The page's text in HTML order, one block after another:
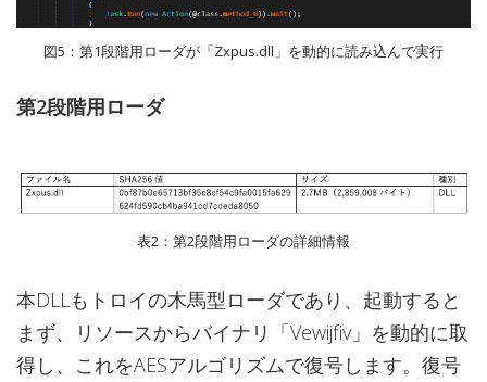
図5：第1段階用ローダが「Zxpus.dll」を動的に読み込んで実行
第2段階用ローダ
表2：第2段階用ローダの詳細情報
本DLLもトロイの木馬型ローダであり、起動すると
まず、リソースからバイナリ「Vewijfiv」を動的に取
得し、これをAESアルゴリズムで復号します。復号